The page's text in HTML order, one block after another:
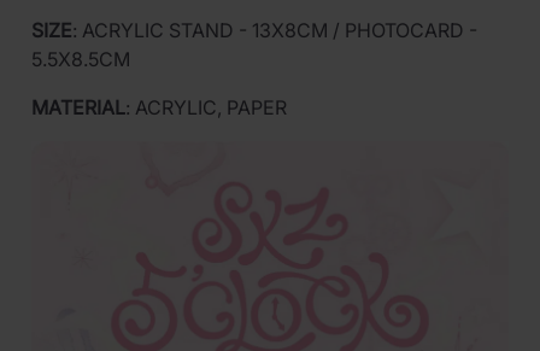
SIZE: ACRYLIC STAND - 13X8CM / PHOTOCARD -
5.5X8.5CM
MATERIAL: ACRYLIC, PAPER